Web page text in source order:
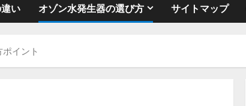
い オゾン水発生器の選び方 サイトマップ
イント